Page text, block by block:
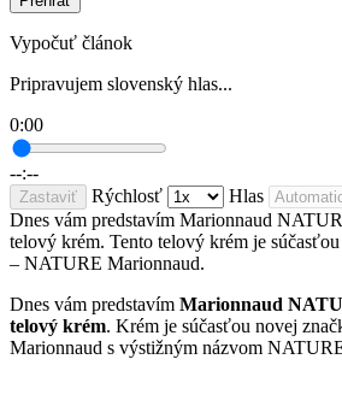
Vypočuť článok
Pripravujem slovenský hlas...
0:00
--:--
Zastaviť Rýchlosť
Hlas
Dnes vám predstavím Marionnaud
telový krém. Tento telový krém je
– NATURE Marionnaud.
Dnes vám predstavím Marionnaud
telový krém. Krém je súčasťou novej
Marionnaud s výstižným názvom